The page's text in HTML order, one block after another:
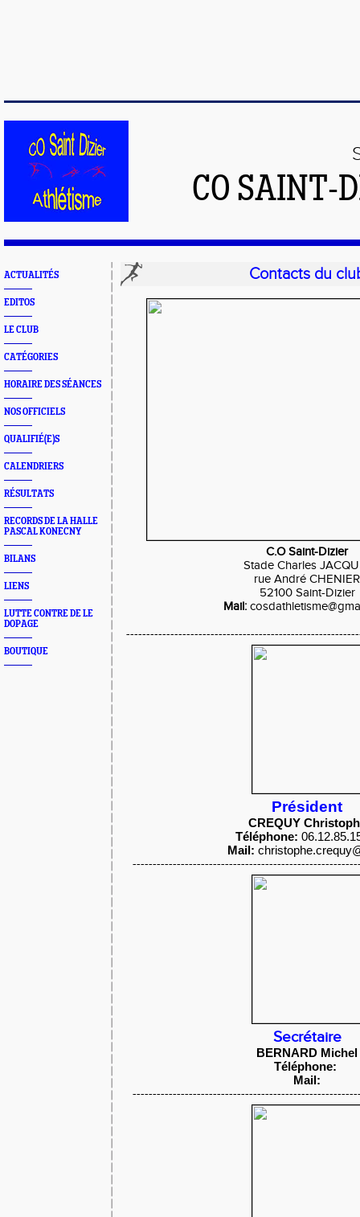
CO SAINT-
ACTUALITÉS
EDITOS
LE CLUB
CATÉGORIES
HORAIRE DES SÉANCES
NOS OFFICIELS
QUALIFIÉ(E)S
CALENDRIERS
RÉSULTATS
RECORDS DE LA HALLE
PASCAL KONECNY
BILANS
LIENS
LUTTE CONTRE DE LE
DOPAGE
BOUTIQUE
Contacts du
C.O Saint-Dizier
Stade Charles
rue André CHENIER
52100 Saint-Dizier
Mail:
Président
CREQUY
Téléphone:
Mail:
Secrétaire
BERNARD Michel
Téléphone:
Mail: